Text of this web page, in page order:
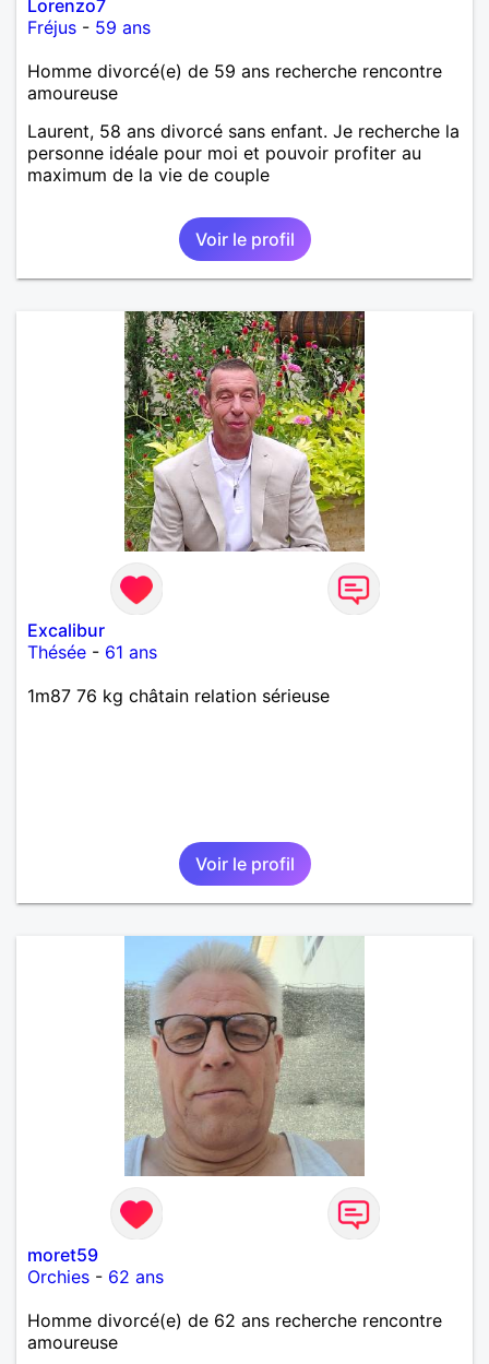
Lorenzo7
Fréjus - 59 ans
Homme divorcé(e) de 59 ans recherche rencontre
amoureuse
Laurent, 58 ans divorcé sans enfant. Je recherche la
personne idéale pour moi et pouvoir profiter au
maximum de la vie de couple
Voir le profil
Excalibur
Thésée - 61 ans
1m87 76 kg châtain relation sérieuse
Voir le profil
moret59
Orchies - 62 ans
Homme divorcé(e) de 62 ans recherche rencontre
amoureuse